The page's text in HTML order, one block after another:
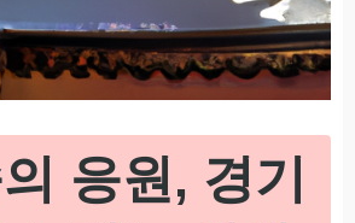
응원, 경기